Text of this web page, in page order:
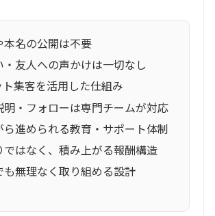
本名の公開は不要
・友人への声かけは一切なし
集客を活用した仕組み
明・フォローは専門チームが対応
ら進められる教育・サポート体制
ではなく、積み上がる報酬構造
も無理なく取り組める設計